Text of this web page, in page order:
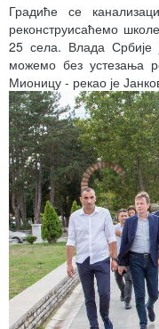
Градиће се
реконструисаћемо
25 села. Влада Србије
можемо без устезања
Мионицу - рекао је